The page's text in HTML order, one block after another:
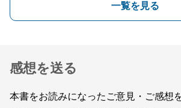
一覧を見る
感想を送る
本書をお読みになったご意見・ご感想